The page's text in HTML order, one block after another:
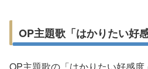
OP主題歌「はかりたい好